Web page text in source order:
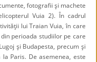
fotografii şi machete
Vuia 2). În cadrul
lui Traian Vuia, în care
perioada studiilor pe care
şi Budapesta, precum şi
Paris. De asemenea, este